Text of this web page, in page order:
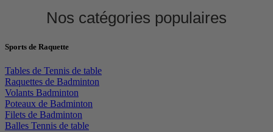
Nos catégories populaires
Sports de Raquette
Tables de Tennis de table
Raquettes de Badminton
Volants Badminton
Poteaux de Badminton
Filets de Badminton
Balles Tennis de table